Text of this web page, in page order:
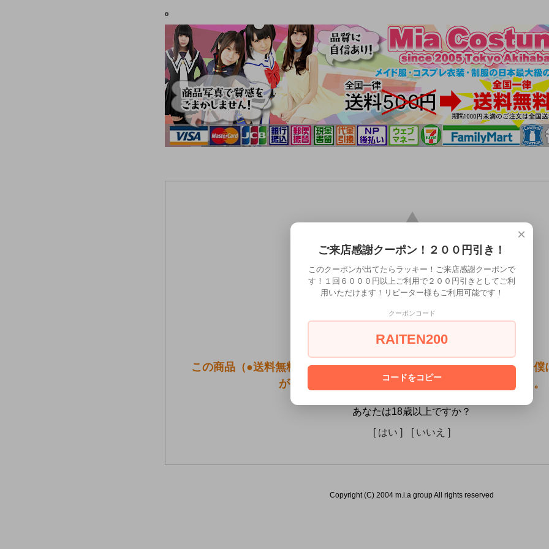
この商品（●送料無料●かわいいけどえろい「みお」のあそこ by OVA僕
が出来た理由）は18歳未満の方には販売できません。
あなたは18歳以上ですか？
[ はい ]
[ いいえ ]
Copyright (C) 2004 m.i.a group All rights reserved
×
ご来店感謝クーポン！２００円引き！
このクーポンが出てたらラッキー！ご来店感謝クーポンで
す！１回６０００円以上ご利用で２００円引きとしてご利
用いただけます！リピーター様もご利用可能です！
クーポンコード
RAITEN200
コードをコピー